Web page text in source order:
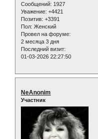
Сообщений: 1927
Уважение: +4421
Позитив: +3391
Пол: Женский
Провел на форуме:
2 месяца 3 дня
Последний визит:
01-03-2026 22:27:50
NeAnonim
Участник